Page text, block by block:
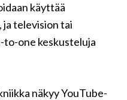
käyttää
television tai
to-one keskusteluja
näkyy YouTube-